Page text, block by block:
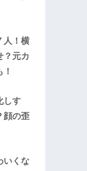
人！横
？元カ
しす
顔の歪
いくな